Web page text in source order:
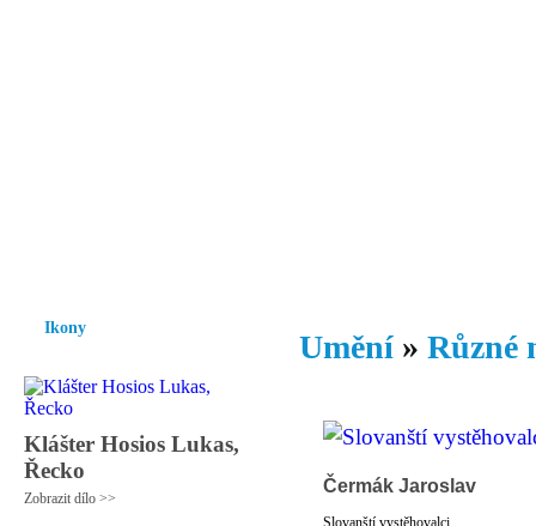
Ikony
Klášter Hosios Lukas,
Řecko
Zobrazit dílo >>
Umění » Různé
Čermák Jaroslav
Slovanští vystěhovalci